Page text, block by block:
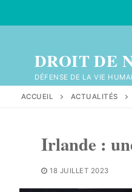
DROIT DE
DÉFENSE DE LA VIE
ACCUEIL ACTUALITÉS
Irlande :
18 JUILLET 2023